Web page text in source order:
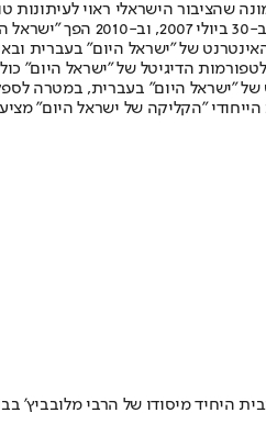
שהציבור הישראלי ראוי לעיתונות
תשלום. המהדורה
הדיגיטל של "ישראל היום"
החדש של "ישראל היום" בעברית,
"הקליקה של ישראל היום"
היחיד מיסודו של הרבי מלובביץ'